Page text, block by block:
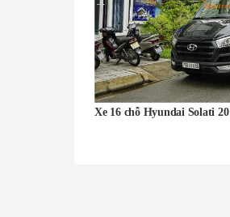
Xe 16 chỗ Hyundai Solati